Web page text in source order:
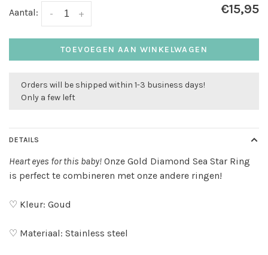
Aantal: +
- €15,95
TOEVOEGEN AAN WINKELWAGEN
Orders will be shipped within 1-3 business days!
Only a few left
DETAILS
Heart eyes for this baby! Onze Gold Diamond Sea Star Ring
is perfect te combineren met onze andere ringen!
♡ Kleur: Goud
♡ Materiaal: Stainless steel